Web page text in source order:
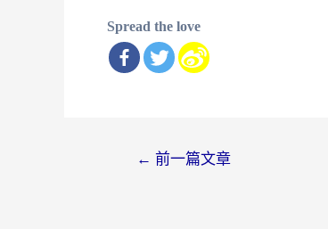
Spread the love
← 前一篇文章